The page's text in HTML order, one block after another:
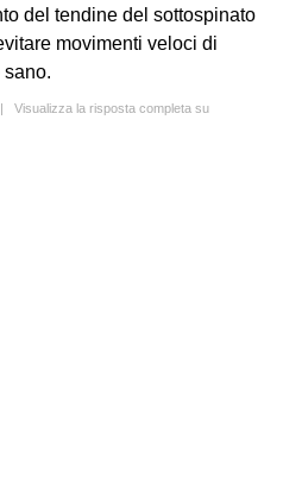
del tendine del sottospinato
movimenti veloci di
Visualizza la risposta completa su